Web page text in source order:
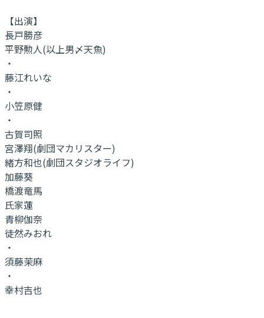
【出演】
長戸勝彦
平野勲人(以上男〆天魚)
・
藤江れいな
・
小笠原健
・
古賀司照
宮澤翔(劇団マカリスター)
緒方和也(劇団スタジオライフ)
加藤葵
橋渡竜馬
氏家蓮
青柳伽奈
徒然みおれ
・
須藤茉麻
・
幸村吉也